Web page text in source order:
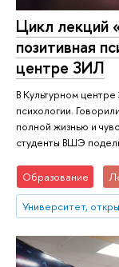
Цикл лекций
позитивная
центре ЗИЛ
В Культурном
психологии.
полной жизнью и
студенты ВШЭ
Образование
Университет,